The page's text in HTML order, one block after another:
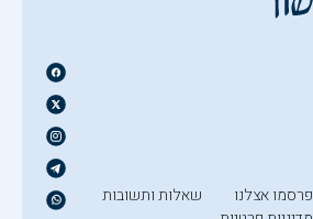
פרסמו אצלנו
שאלות ותשובות